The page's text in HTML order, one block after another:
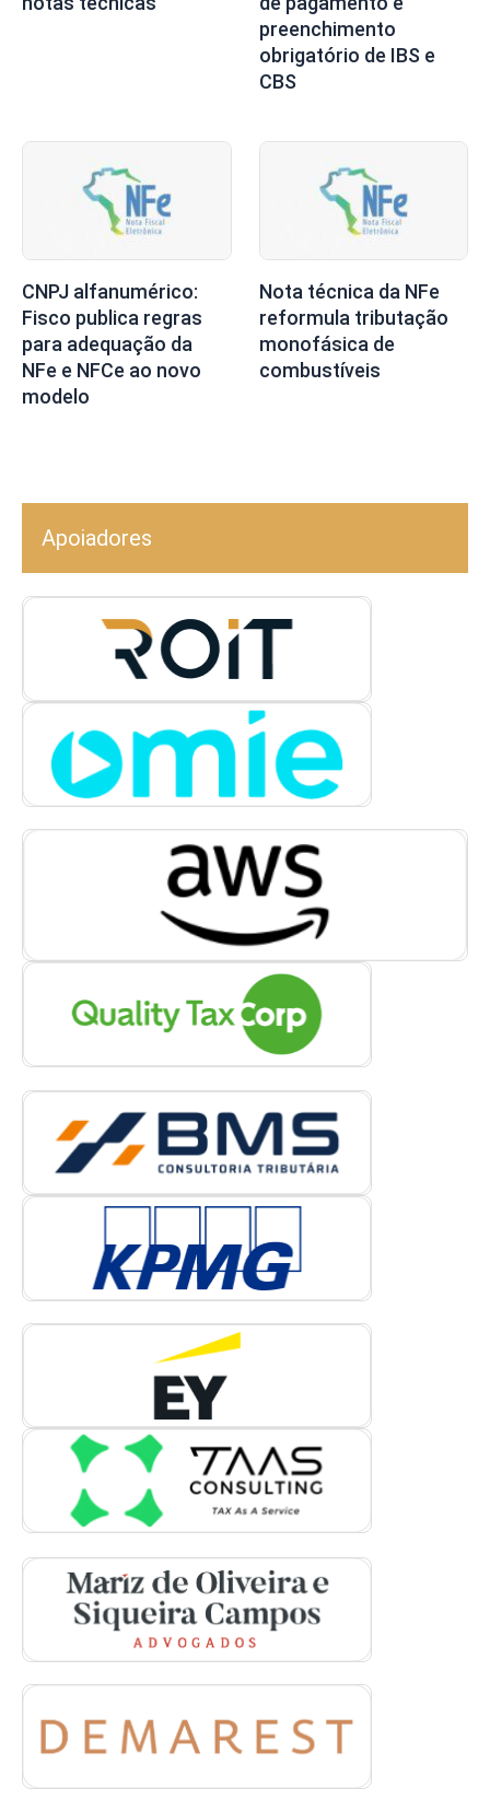
preenchimento
obrigatório de IBS e
CBS
CNPJ alfanumérico:
Fisco publica regras
para adequação da
NFe e NFCe ao novo
modelo
Nota técnica da NFe
reformula tributação
monofásica de
combustíveis
Apoiadores